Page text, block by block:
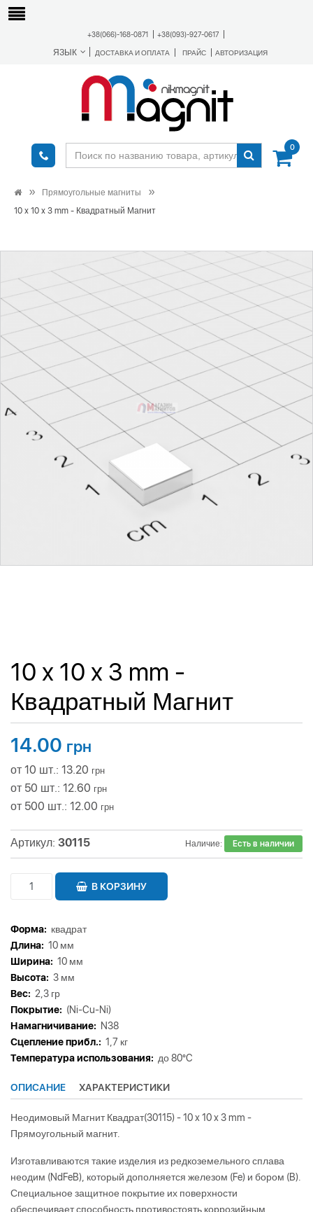
+38(066)-168-0871 +38(093)-927-0617
ЯЗЫК ДОСТАВКА И ОПЛАТА ПРАЙС АВТОРИЗАЦИЯ
0
Прямоугольные магниты
10 x 10 x 3 mm - Квадратный Магнит
10 x 10 x 3 mm -
Квадратный Магнит
14.00 грн
от 10 шт.: 13.20 грн
от 50 шт.: 12.60 грн
от 500 шт.: 12.00 грн
Артикул: 30115 Наличие: Есть в наличии
В КОРЗИНУ
Форма: квадрат
Длина: 10 мм
Ширина: 10 мм
Высота: 3 мм
Вес: 2,3 гр
Покрытие: (Ni-Cu-Ni)
Намагничивание: N38
Сцепление прибл.: 1,7 кг
Tемпература использования: до 80°C
ОПИСАНИЕ ХАРАКТЕРИСТИКИ
Неодимовый Магнит Квадрат(30115) - 10 x 10 x 3 mm -
Прямоугольный магнит.
Изготавливаются такие изделия из редкоземельного сплава
неодим (NdFeB), который дополняется железом (Fe) и бором (B).
Специальное защитное покрытие их поверхности
обеспечивает способность противостоять коррозийным